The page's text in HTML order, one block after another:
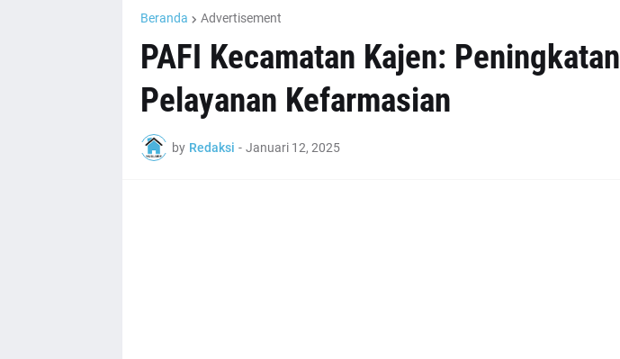
Beranda Advertisement
PAFI Kecamatan Kajen: Peningkatan
Pelayanan Kefarmasian
by Redaksi - Januari 12, 2025